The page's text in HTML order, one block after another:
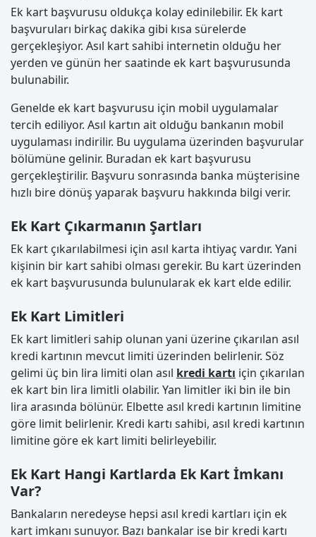
Ek kart başvurusu oldukça kolay edinilebilir. Ek kart
başvuruları birkaç dakika gibi kısa sürelerde
gerçekleşiyor. Asıl kart sahibi internetin olduğu her
yerden ve günün her saatinde ek kart başvurusunda
bulunabilir.
Genelde ek kart başvurusu için mobil uygulamalar
tercih ediliyor. Asıl kartın ait olduğu bankanın mobil
uygulaması indirilir. Bu uygulama üzerinden başvurular
bölümüne gelinir. Buradan ek kart başvurusu
gerçekleştirilir. Başvuru sonrasında banka müşterisine
hızlı bire dönüş yaparak başvuru hakkında bilgi verir.
Ek Kart Çıkarmanın Şartları
Ek kart çıkarılabilmesi için asıl karta ihtiyaç vardır. Yani
kişinin bir kart sahibi olması gerekir. Bu kart üzerinden
ek kart başvurusunda bulunularak ek kart elde edilir.
Ek Kart Limitleri
Ek kart limitleri sahip olunan yani üzerine çıkarılan asıl
kredi kartının mevcut limiti üzerinden belirlenir. Söz
gelimi üç bin lira limiti olan asıl kredi kartı için çıkarılan
ek kart bin lira limitli olabilir. Yan limitler iki bin ile bin
lira arasında bölünür. Elbette asıl kredi kartının limitine
göre limit belirlenir. Kredi kartı sahibi, asıl kredi kartının
limitine göre ek kart limiti belirleyebilir.
Ek Kart Hangi Kartlarda Ek Kart İmkanı
Var?
Bankaların neredeyse hepsi asıl kredi kartları için ek
kart imkanı sunuyor. Bazı bankalar ise bir kredi kartı